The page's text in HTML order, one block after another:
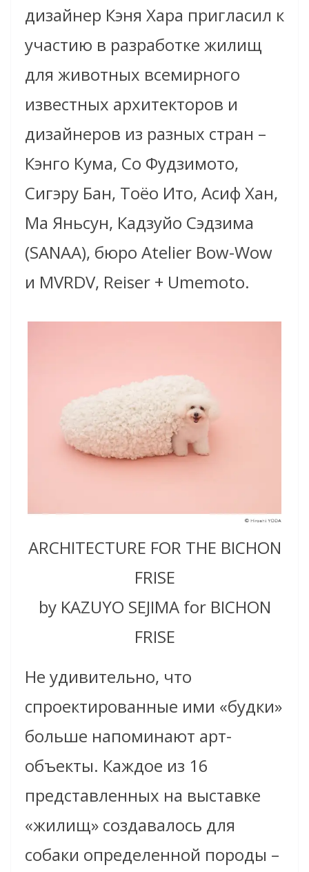
дизайнер Кэня Хара пригласил к
участию в разработке жилищ
для животных всемирного
известных архитекторов и
дизайнеров из разных стран –
Кэнго Кума, Со Фудзимото,
Сигэру Бан, Тоёо Ито, Асиф Хан,
Ма Яньсун, Кадзуйо Сэдзима
(SANAA), бюро Atelier Bow-Wow
и MVRDV, Reiser + Umemoto.
ARCHITECTURE FOR THE BICHON
FRISE
by KAZUYO SEJIMA for BICHON
FRISE
Не удивительно, что
спроектированные ими «будки»
больше напоминают арт-
объекты. Каждое из 16
представленных на выставке
«жилищ» создавалось для
собаки определенной породы –